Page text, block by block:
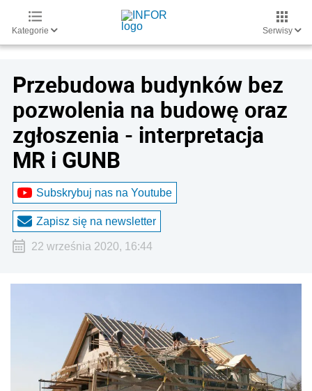
Kategorie Serwisy
Przebudowa budynków bez
pozwolenia na budowę oraz
zgłoszenia - interpretacja
MR i GUNB
Subskrybuj nas na Youtube
Zapisz się na newsletter
22 września 2020, 16:44